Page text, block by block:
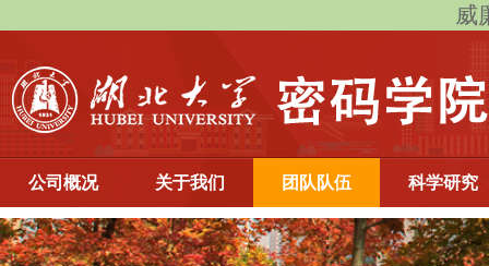
威
公司概况 关于我们 团队队伍 科学研究